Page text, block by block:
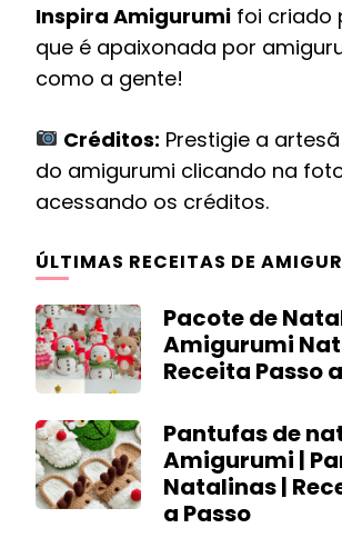
Inspira Amigurumi foi criado
que é apaixonada por
como a gente!
Créditos: Prestigie a
do amigurumi clicando na
acessando os créditos.
ÚLTIMAS RECEITAS DE
Pacote de
Amigurumi
Receita Passo
Pantufas de
Amigurumi |
Natalinas |
a Passo